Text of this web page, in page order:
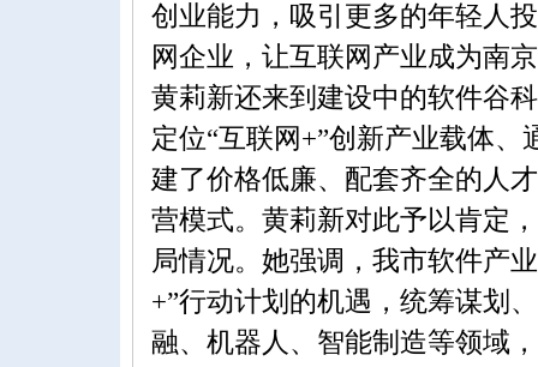
创业能力，吸引更多的年轻人
网企业，让互联网产业成为南
黄莉新还来到建设中的软件谷
定位“互联网+”创新产业载体
建了价格低廉、配套齐全的人
营模式。黄莉新对此予以肯定
局情况。她强调，我市软件产
+”行动计划的机遇，统筹谋划
融、机器人、智能制造等领域